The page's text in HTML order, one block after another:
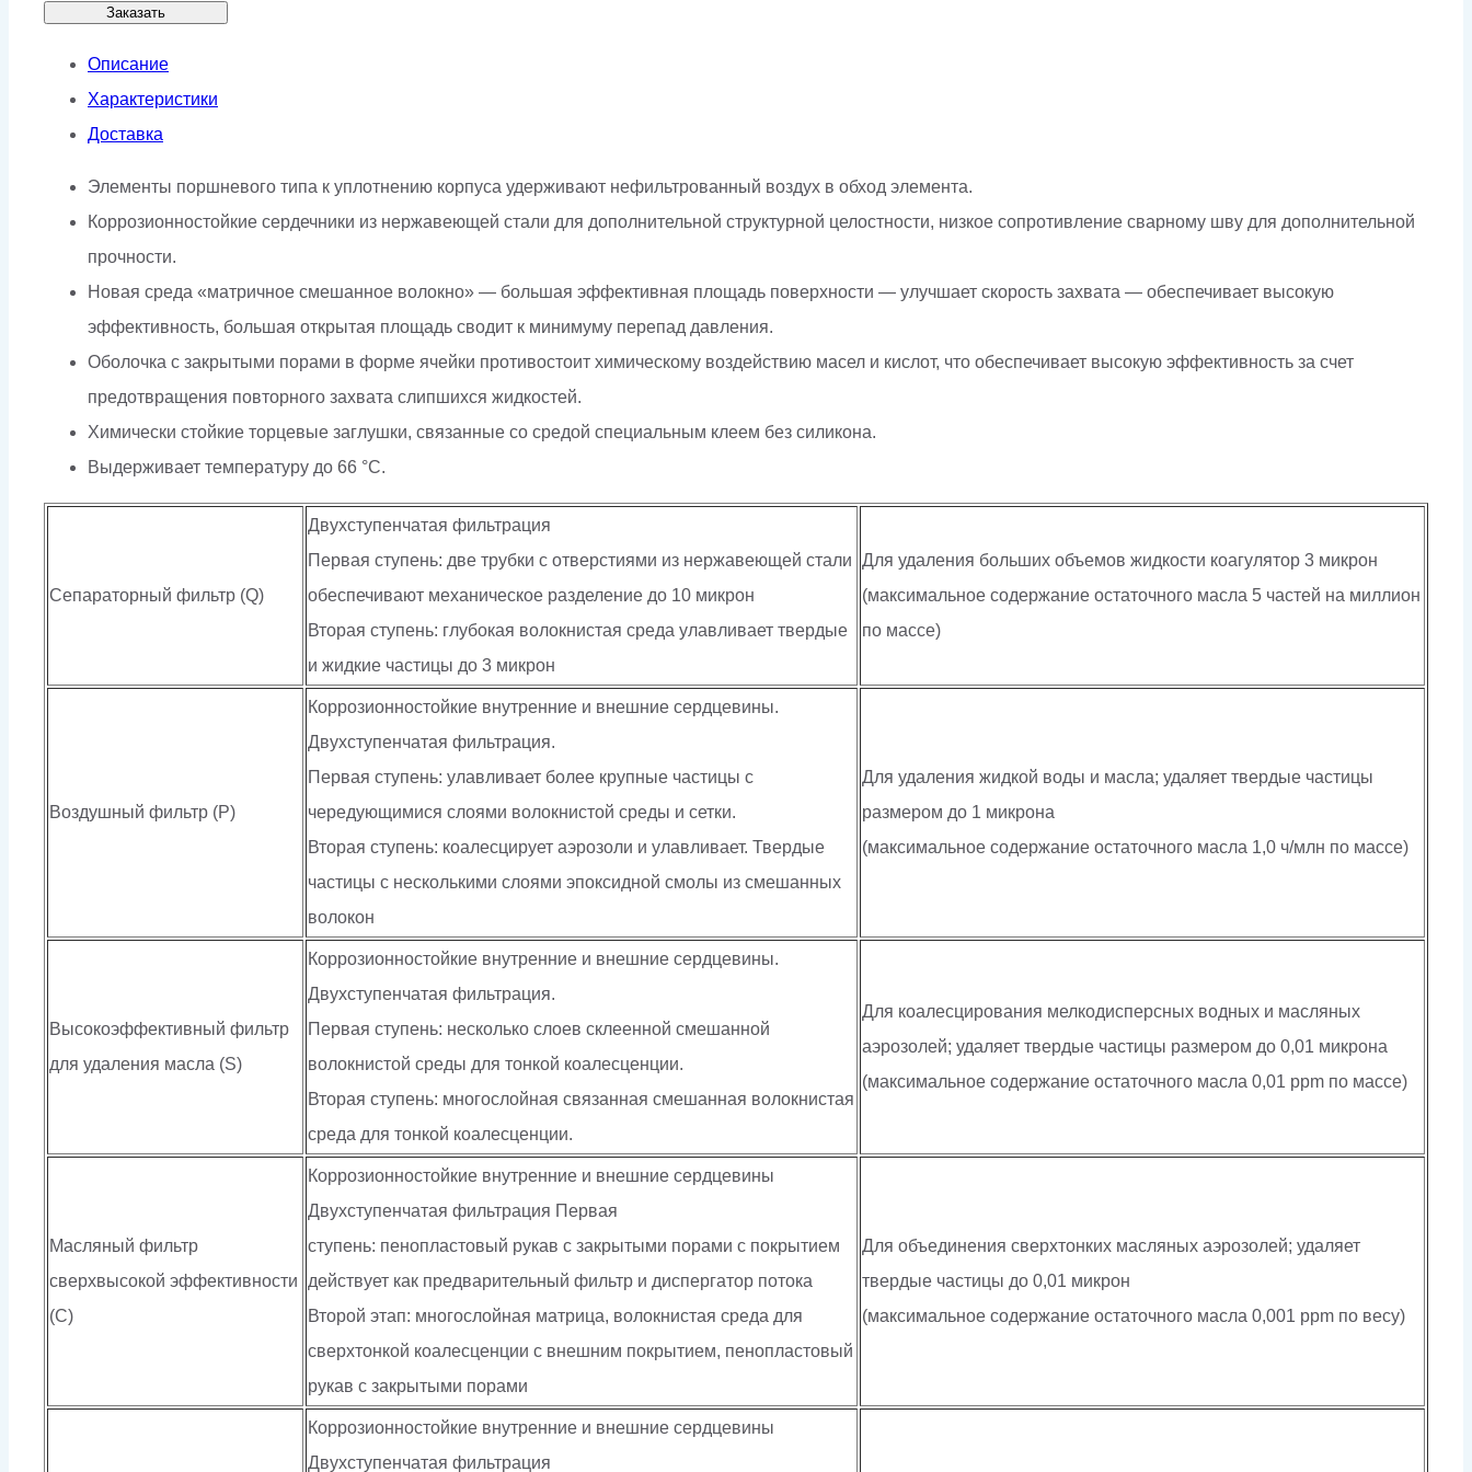
Заказать
Описание
Характеристики
Доставка
Элементы поршневого типа к уплотнению корпуса удерживают нефильтрованный воздух в обход элемента.
Коррозионностойкие сердечники из нержавеющей стали для дополнительной структурной целостности, низкое сопротивление сварному шву для дополнительной
прочности.
Новая среда «матричное смешанное волокно» — большая эффективная площадь поверхности — улучшает скорость захвата — обеспечивает высокую
эффективность, большая открытая площадь сводит к минимуму перепад давления.
Оболочка с закрытыми порами в форме ячейки противостоит химическому воздействию масел и кислот, что обеспечивает высокую эффективность за счет
предотвращения повторного захвата слипшихся жидкостей.
Химически стойкие торцевые заглушки, связанные со средой специальным клеем без силикона.
Выдерживает температуру до 66 °C.
Сепараторный фильтр (Q)
Двухступенчатая фильтрация
Первая ступень: две трубки с отверстиями из нержавеющей стали
обеспечивают механическое разделение до 10 микрон
Вторая ступень: глубокая волокнистая среда улавливает твердые
и жидкие частицы до 3 микрон
Для удаления больших объемов жидкости коагулятор 3 микрон
(максимальное содержание остаточного масла 5 частей на миллион
по массе)
Воздушный фильтр (P)
Коррозионностойкие внутренние и внешние сердцевины.
Двухступенчатая фильтрация.
Первая ступень: улавливает более крупные частицы с
чередующимися слоями волокнистой среды и сетки.
Вторая ступень: коалесцирует аэрозоли и улавливает. Твердые
частицы с несколькими слоями эпоксидной смолы из смешанных
волокон
Для удаления жидкой воды и масла; удаляет твердые частицы
размером до 1 микрона
(максимальное содержание остаточного масла 1,0 ч/млн по массе)
Высокоэффективный фильтр
для удаления масла (S)
Коррозионностойкие внутренние и внешние сердцевины.
Двухступенчатая фильтрация.
Первая ступень: несколько слоев склеенной смешанной
волокнистой среды для тонкой коалесценции.
Вторая ступень: многослойная связанная смешанная волокнистая
среда для тонкой коалесценции.
Для коалесцирования мелкодисперсных водных и масляных
аэрозолей; удаляет твердые частицы размером до 0,01 микрона
(максимальное содержание остаточного масла 0,01 ppm по массе)
Масляный фильтр
сверхвысокой эффективности
(C)
Коррозионностойкие внутренние и внешние сердцевины
Двухступенчатая фильтрация Первая
ступень: пенопластовый рукав с закрытыми порами с покрытием
действует как предварительный фильтр и диспергатор потока
Второй этап: многослойная матрица, волокнистая среда для
сверхтонкой коалесценции с внешним покрытием, пенопластовый
рукав с закрытыми порами
Для объединения сверхтонких масляных аэрозолей; удаляет
твердые частицы до 0,01 микрон
(максимальное содержание остаточного масла 0,001 ppm по весу)
Коррозионностойкие внутренние и внешние сердцевины
Двухступенчатая фильтрация